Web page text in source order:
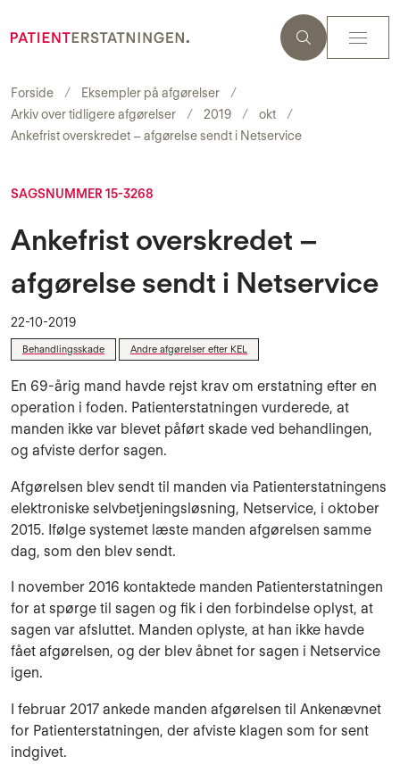
Forside
Eksempler på afgørelser
Arkiv over tidligere afgørelser
2019
okt
Ankefrist overskredet – afgørelse sendt i Netservice
SAGSNUMMER 15-3268
Ankefrist overskredet –
afgørelse sendt i Netservice
22-10-2019
Behandlingsskade Andre afgørelser efter KEL
En 69-årig mand havde rejst krav om erstatning efter en
operation i foden. Patienterstatningen vurderede, at
manden ikke var blevet påført skade ved behandlingen,
og afviste derfor sagen.
Afgørelsen blev sendt til manden via Patienterstatningens
elektroniske selvbetjeningsløsning, Netservice, i oktober
2015. Ifølge systemet læste manden afgørelsen samme
dag, som den blev sendt.
I november 2016 kontaktede manden Patienterstatningen
for at spørge til sagen og fik i den forbindelse oplyst, at
sagen var afsluttet. Manden oplyste, at han ikke havde
fået afgørelsen, og der blev åbnet for sagen i Netservice
igen.
I februar 2017 ankede manden afgørelsen til Ankenævnet
for Patienterstatningen, der afviste klagen som for sent
indgivet.